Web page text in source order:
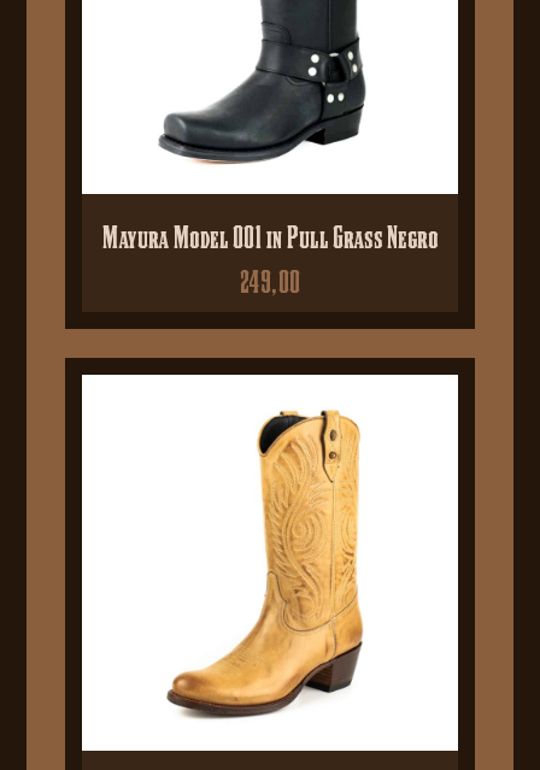
Mayura Model 001 in Pull Grass Negro
249,00